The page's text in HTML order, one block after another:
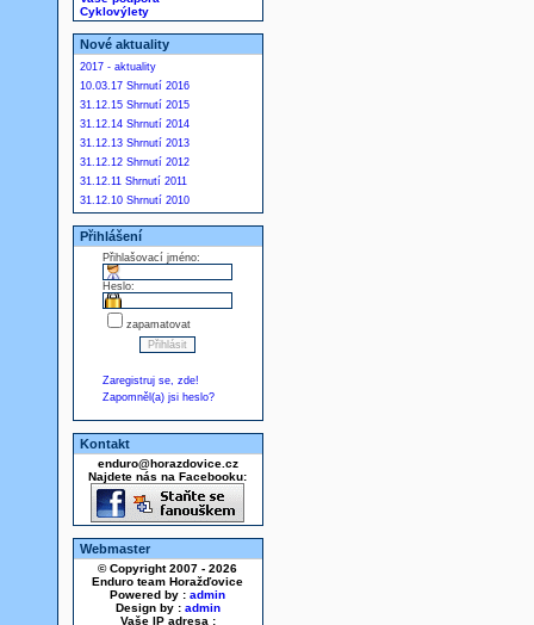
Cyklovýlety
Nové aktuality
2017 - aktuality
10.03.17 Shrnutí 2016
31.12.15 Shrnutí 2015
31.12.14 Shrnutí 2014
31.12.13 Shrnutí 2013
31.12.12 Shrnutí 2012
31.12.11 Shrnutí 2011
31.12.10 Shrnutí 2010
Přihlášení
Přihlašovací jméno:
Heslo:
zapamatovat
Zaregistruj se, zde!
Zapomněl(a) jsi heslo?
Kontakt
enduro@horazdovice.cz
Najdete nás na Facebooku:
Webmaster
© Copyright 2007 - 2026
Enduro team Horažďovice
Powered by : admin
Design by : admin
Vaše IP adresa :